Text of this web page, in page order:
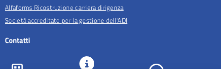
Alfaforms Ricostruzione carriera dirigenza
Società accreditate per la gestione dell'ADI
Contatti